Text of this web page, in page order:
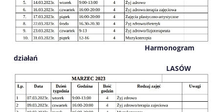
Harmonogram
działań
LASÓW